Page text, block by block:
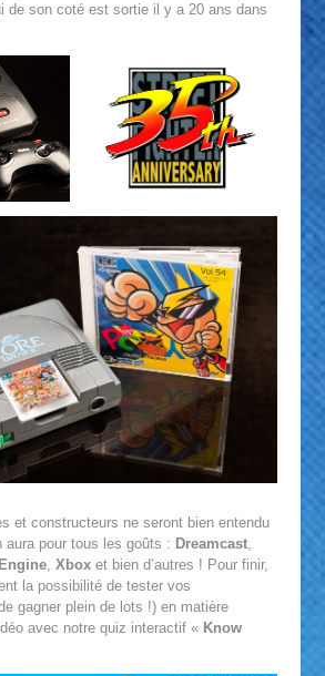
de son coté est sortie il y a 20 ans dans
et constructeurs ne seront bien entendu
aura pour tous les goûts : Dreamcast,
, Xbox et bien d’autres ! Pour finir,
la possibilité de tester vos
gagner plein de lots !) en matière
avec notre quiz interactif « Know